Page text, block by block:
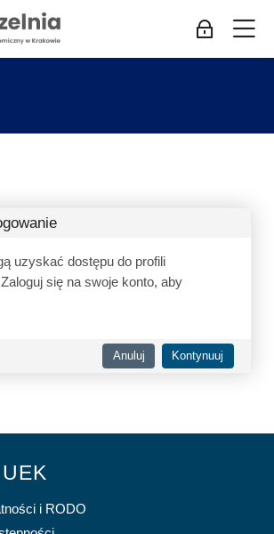
Zaloguj
uzyskać dostępu do profili
się na swoje konto, aby
Anuluj Kontynuuj
i RODO